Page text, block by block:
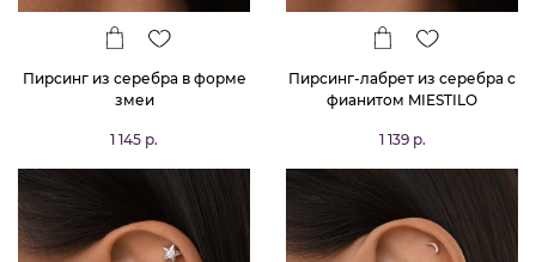
Пирсинг из серебра в форме
змеи
1 145 р.
Пирсинг-лабрет из серебра с
фианитом MIESTILO
1 139 р.